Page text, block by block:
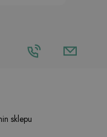
sklepu